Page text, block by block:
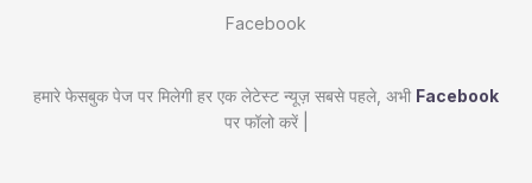
Facebook
हमारे फेसबुक पेज पर मिलेगी हर एक लेटेस्ट न्यूज़ सबसे पहले, अभी Facebook
पर फॉलो करें |